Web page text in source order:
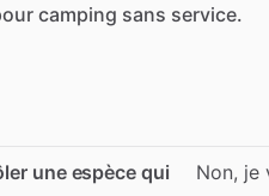
camping sans service.
une espèce qui
Non, je